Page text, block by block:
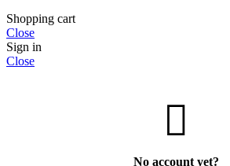
Shopping cart
Close
Sign in
Close
No account yet?